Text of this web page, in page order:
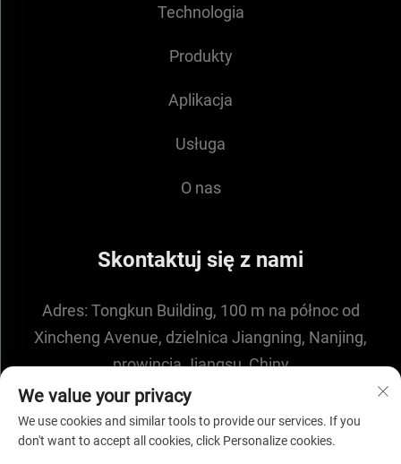
Technologia
Produkty
Aplikacja
Usługa
O nas
Skontaktuj się z nami
Adres: Tongkun Building, 100 m na północ od
Xincheng Avenue, dzielnica Jiangning, Nanjing,
prowincja Jiangsu, Chiny
E-mail:
We value your privacy
We use cookies and similar tools to provide our services. If you
don't want to accept all cookies, click Personalize cookies.